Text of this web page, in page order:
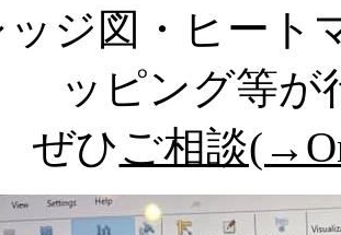
ッジ図・ヒート
ッピング等が
ぜひご相談